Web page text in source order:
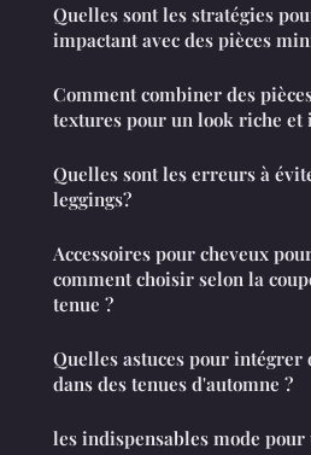
Quelles sont les stratégies
impactant avec des pièces
Comment combiner des
textures pour un look riche et
Quelles sont les erreurs à
leggings?
Accessoires pour cheveux
comment choisir selon la
tenue ?
Quelles astuces pour intégrer
dans des tenues d'automne ?
les indispensables mode